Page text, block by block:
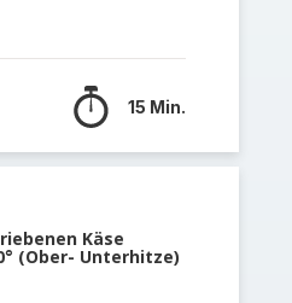
15 Min.
Käse
(Ober- Unterhitze)